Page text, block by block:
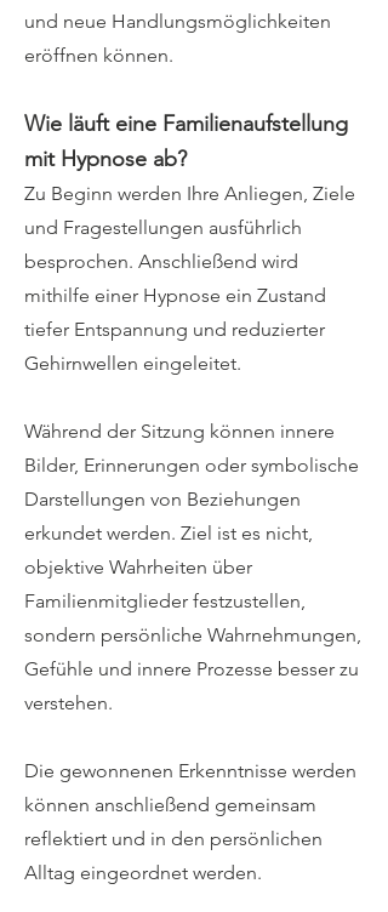
und neue Handlungsmöglichkeiten
eröffnen können.
Wie läuft eine Familienaufstellung
mit Hypnose ab?
Zu Beginn werden Ihre Anliegen, Ziele
und Fragestellungen ausführlich
besprochen. Anschließend wird
mithilfe einer Hypnose ein Zustand
tiefer Entspannung und reduzierter
Gehirnwellen eingeleitet.
Während der Sitzung können innere
Bilder, Erinnerungen oder symbolische
Darstellungen von Beziehungen
erkundet werden. Ziel ist es nicht,
objektive Wahrheiten über
Familienmitglieder festzustellen,
sondern persönliche Wahrnehmungen,
Gefühle und innere Prozesse besser zu
verstehen.
Die gewonnenen Erkenntnisse werden
können anschließend gemeinsam
reflektiert und in den persönlichen
Alltag eingeordnet werden.